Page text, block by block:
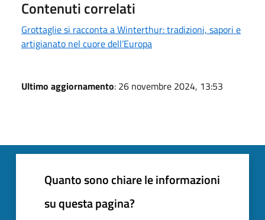
Contenuti correlati
Grottaglie si racconta a Winterthur: tradizioni, sapori e
artigianato nel cuore dell’Europa
Ultimo aggiornamento: 26 novembre 2024, 13:53
Quanto sono chiare le informazioni
su questa pagina?